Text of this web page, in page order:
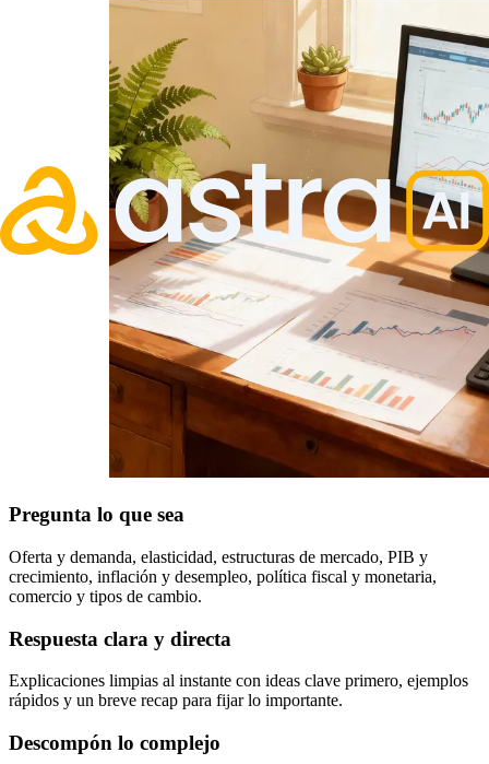
Pregunta lo que sea
Oferta y demanda, elasticidad, estructuras de mercado, PIB y
crecimiento, inflación y desempleo, política fiscal y monetaria,
comercio y tipos de cambio.
Respuesta clara y directa
Explicaciones limpias al instante con ideas clave primero, ejemplos
rápidos y un breve recap para fijar lo importante.
Descompón lo complejo